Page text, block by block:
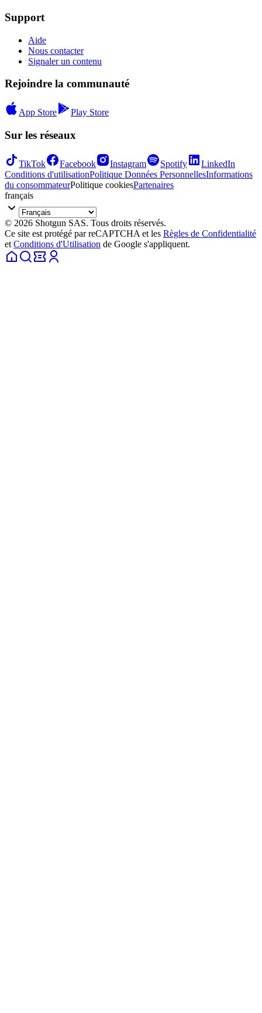
Support
Aide
Nous contacter
Signaler un contenu
Rejoindre la communauté
App Store Play Store
Sur les réseaux
TikTok Facebook Instagram Spotify
LinkedIn
Conditions d'utilisationPolitique Données PersonnellesInformations
du consommateurPolitique cookiesPartenaires
français
© 2026 Shotgun SAS. Tous droits réservés.
Ce site est protégé par reCAPTCHA et les Règles de Confidentialité
et Conditions d'Utilisation de Google s'appliquent.